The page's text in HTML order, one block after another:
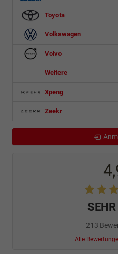
Toyota
Volkswagen
Volvo
Weitere
Xpeng
Zeekr
213
Alle